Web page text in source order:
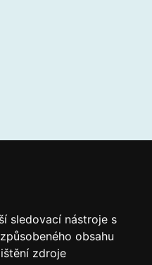
sledovací nástroje s
obsahu
zdroje